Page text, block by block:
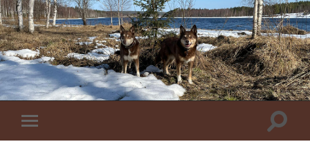
Toggle
mobiel
Toggle